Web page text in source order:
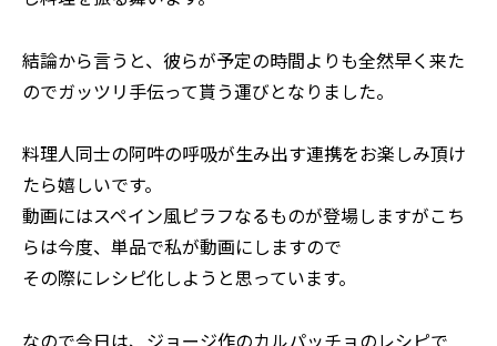
結論から言うと、彼らが予定の時間よりも全然早く来た
のでガッツリ手伝って貰う運びとなりました。
料理人同士の阿吽の呼吸が生み出す連携をお楽しみ頂け
たら嬉しいです。
動画にはスペイン風ピラフなるものが登場しますがこち
らは今度、単品で私が動画にしますので
その際にレシピ化しようと思っています。